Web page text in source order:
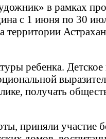
в рамках
с 1 июня по 30
ребенка.
получать
приняли участие